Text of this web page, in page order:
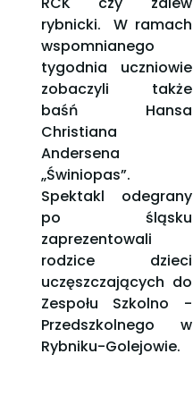
rybnicki. W ramach
wspomnianego
tygodnia uczniowie
zobaczyli także
baśń Hansa
Christiana
Andersena
„Świniopas”.
Spektakl odegrany
po śląsku
zaprezentowali
rodzice dzieci
uczęszczających do
Zespołu Szkolno -
Przedszkolnego w
Rybniku-Golejowie.